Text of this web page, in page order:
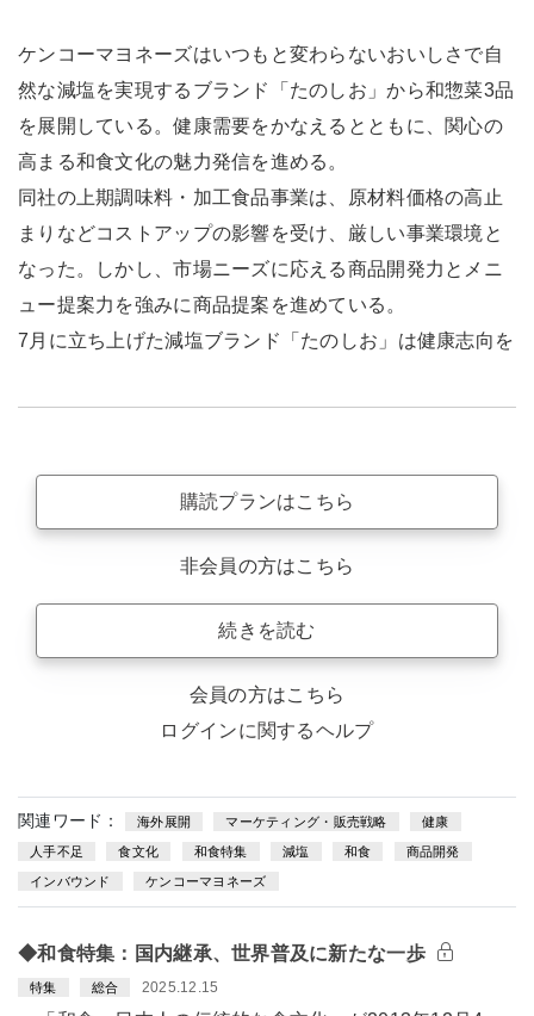
ケンコーマヨネーズはいつもと変わらないおいしさで自
然な減塩を実現するブランド「たのしお」から和惣菜3品
を展開している。健康需要をかなえるとともに、関心の
高まる和食文化の魅力発信を進める。
同社の上期調味料・加工食品事業は、原材料価格の高止
まりなどコストアップの影響を受け、厳しい事業環境と
なった。しかし、市場ニーズに応える商品開発力とメニ
ュー提案力を強みに商品提案を進めている。
7月に立ち上げた減塩ブランド「たのしお」は健康志向を
購読プランはこちら
非会員の方はこちら
続きを読む
会員の方はこちら
ログインに関するヘルプ
関連ワード： 海外展開 マーケティング・販売戦略 健康
人手不足 食文化 和食特集 減塩 和食 商品開発
インバウンド ケンコーマヨネーズ
◆和食特集：国内継承、世界普及に新たな一歩
特集 総合 2025.12.15